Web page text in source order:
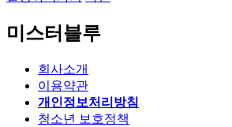
미스터블루
회사소개
이용약관
개인정보처리방침
청소년 보호정책